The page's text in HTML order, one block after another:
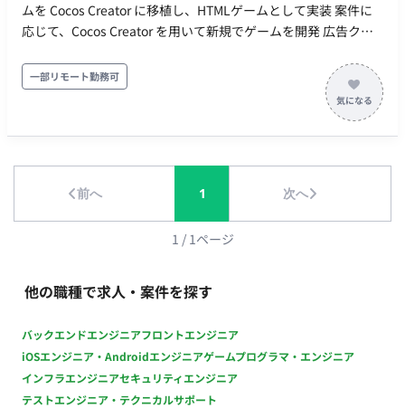
ムを Cocos Creator に移植し、HTMLゲームとして実装 案件に
応じて、Cocos Creator を用いて新規でゲームを開発 広告クリ
ン】 Unityで開発されたゲームをCocos Creatorへスムーズに移
植し、モバイルゲームの魅力を最大限に引き出す高品質なプレ
イアブル広告を開発・提供することで、広告効果の最大化に貢
献していただくことを期待しています。また、デザインや見た
イトルのプレイアブル広告開発】 【UnityゲームのCocos
Creatorへの移植、HTMLゲームとしての実装】 【新規でのゲー
ム開発（Cocos Creator使用）】 【広告クリエイティブに必要
時間以上のため、社会保険加入必須） 稼働量：週5日 稼働曜
日：平日 稼働時間：10:00〜19:00（想定） 働き方：一部リモー
時給：2,600円前後（スキルや経験により変動いたします） 契
約期間：長期（想定） 募集人数：1名 その他：月末締め、25日
支払い
一部リモート勤務可
前へ 1 次へ
1 / 1ページ
他の職種で求人・案件を探す
バックエンドエンジニアフロントエンジニア
iOSエンジニア・Androidエンジニアゲームプログラマ・エンジニア
インフラエンジニアセキュリティエンジニア
テストエンジニア・テクニカルサポート